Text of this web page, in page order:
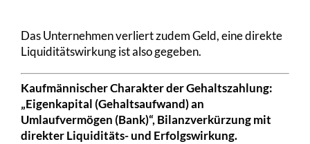
Das Unternehmen verliert zudem Geld, eine direkte
Liquiditätswirkung ist also gegeben.
Kaufmännischer Charakter der Gehaltszahlung:
„Eigenkapital (Gehaltsaufwand) an
Umlaufvermögen (Bank)“, Bilanzverkürzung mit
direkter Liquiditäts- und Erfolgswirkung.